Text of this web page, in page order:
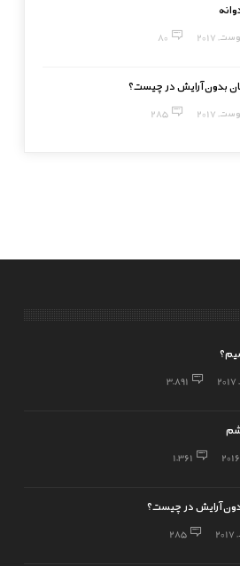
80
زنان بدون آرایش در چیست؟
285
3,891
1,361
بدون آرایش در چیست؟
285